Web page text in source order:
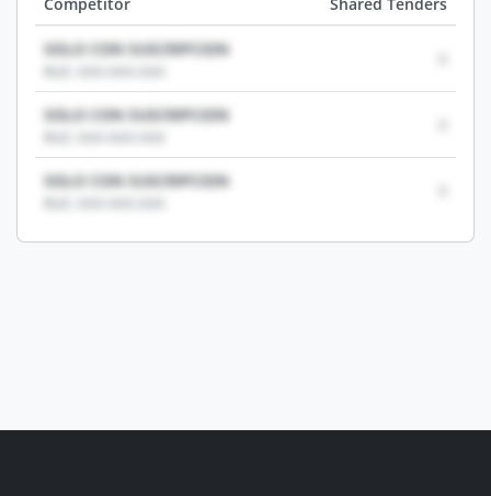
SOLO CON SUSCRIPCION
SOLO CON SUSCRIPCION
SOLO CON SUSCRIPCION